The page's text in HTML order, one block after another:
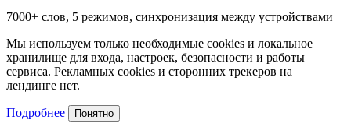
7000+ слов, 5 режимов, синхронизация между устройствами
Мы используем только необходимые cookies и локальное
хранилище для входа, настроек, безопасности и работы
сервиса. Рекламных cookies и сторонних трекеров на
лендинге нет.
Подробнее Понятно